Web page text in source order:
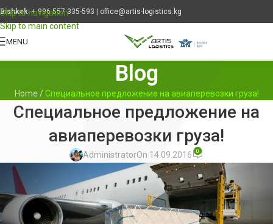
Skip to navigation
Skip to main content
Bishkek: + 996 557 335-593 office@artis-logistics.kg
MENU
Blog
Home / Специальное предложение на авиаперевозки груза!
Специальное предложение на
авиаперевозки груза!
AdministratorOn 14.09.2016 0